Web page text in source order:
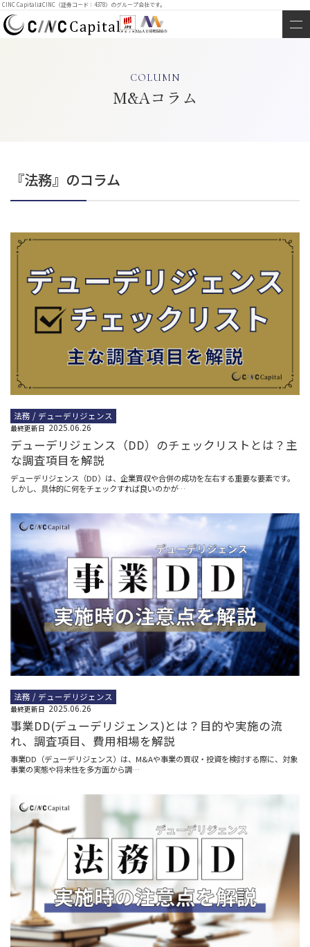
CINC CapitalはCINC（証券コード：4378）のグループ会社です。
COLUMN
M&Aコラム
『法務』のコラム
法務 / デューデリジェンス
最終更新日 2025.06.26
デューデリジェンス（DD）のチェックリストとは？主
な調査項目を解説
デューデリジェンス（DD）は、企業買収や合併の成功を左右する重要な要素です。
しかし、具体的に何をチェックすれば良いのかが…
法務 / デューデリジェンス
最終更新日 2025.06.26
事業DD(デューデリジェンス)とは？目的や実施の流
れ、調査項目、費用相場を解説
事業DD（デューデリジェンス）は、M&Aや事業の買収・投資を検討する際に、対象
事業の実態や将来性を多方面から調…